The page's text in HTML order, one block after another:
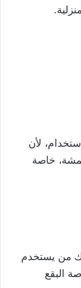
لأن
خاصة
من يستخدم
البقع